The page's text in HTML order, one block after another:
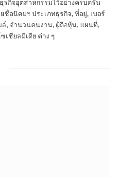
รกิจอุตสาหกรรมไว้อย่างครบครัน
ชื่อนิคมฯ ประเภทธุรกิจ, ที่อยู่, เบอร์
ล์, จำนวนคนงาน, ผู้ถือหุ้น, แผนที่,
เชียลมีเดีย ต่าง ๆ